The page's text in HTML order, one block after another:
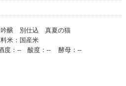
醸 別仕込 真夏の猫
料米：国産米
度：-- 酸度：-- 酵母：--